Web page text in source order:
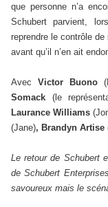
que personne n’a
Schubert parvient,
reprendre le contrôle
avant qu’il n’en ait
Avec Victor Buono
Somack (le
Laurance Williams
(Jane), Brandyn Artise
Le retour de Schubert
de Schubert
savoureux mais le